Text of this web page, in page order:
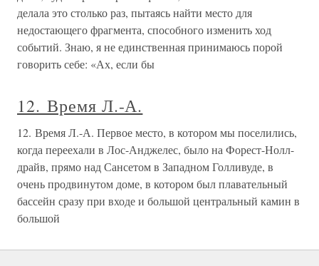
делала это столько раз, пытаясь найти место для
недостающего фрагмента, способного изменить ход
событий. Знаю, я не единственная принимаюсь порой
говорить себе: «Ах, если бы
12. Время Л.-А.
12. Время Л.-А. Первое место, в котором мы поселились,
когда переехали в Лос-Анджелес, было на Форест-Нолл-
драйв, прямо над Сансетом в Западном Голливуде, в
очень продвинутом доме, в котором был плавательный
бассейн сразу при входе и большой центральный камин в
большой